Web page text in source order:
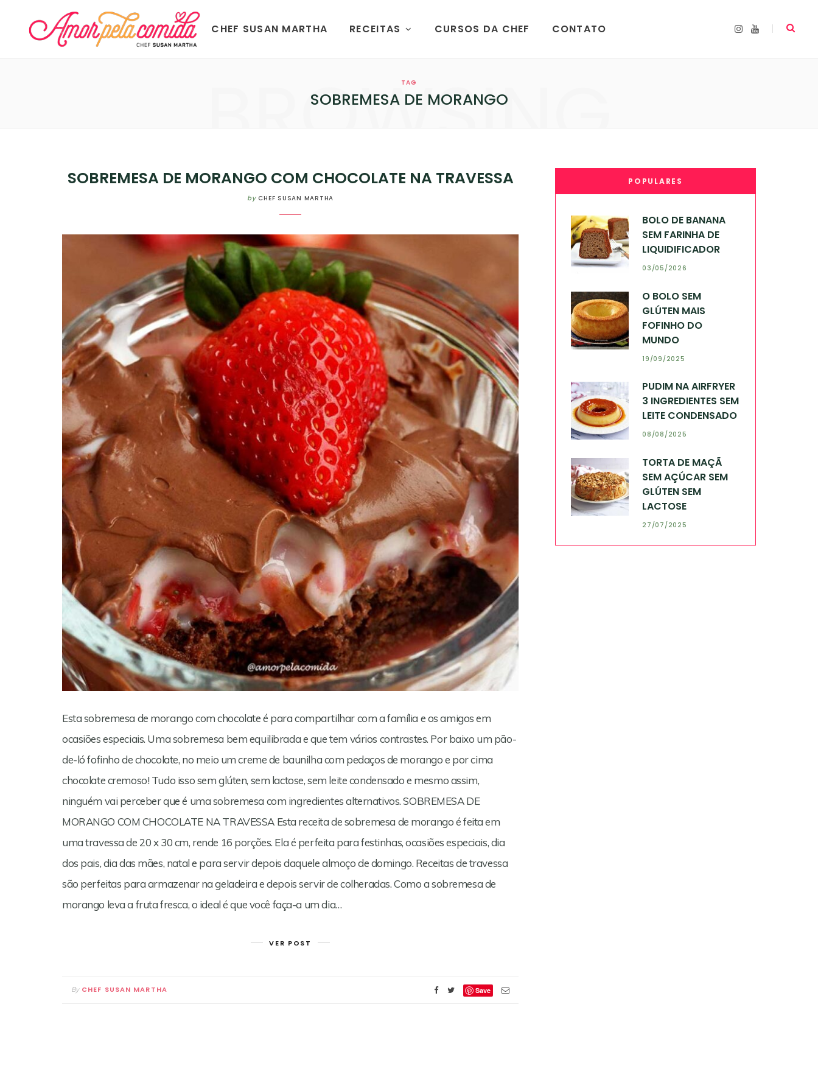
CHEF SUSAN MARTHA RECEITAS CURSOS DA CHEF CONTATO
I
Y
TAG
SOBREMESA DE MORANGO
BROWSING
SOBREMESA DE MORANGO COM CHOCOLATE NA TRAVESSA
by CHEF SUSAN MARTHA
Esta sobremesa de morango com chocolate é para compartilhar com a família e os amigos em
ocasiões especiais. Uma sobremesa bem equilibrada e que tem vários contrastes. Por baixo um pão-
de-ló fofinho de chocolate, no meio um creme de baunilha com pedaços de morango e por cima
chocolate cremoso! Tudo isso sem glúten, sem lactose, sem leite condensado e mesmo assim,
ninguém vai perceber que é uma sobremesa com ingredientes alternativos. SOBREMESA DE
MORANGO COM CHOCOLATE NA TRAVESSA Esta receita de sobremesa de morango é feita em
uma travessa de 20 x 30 cm, rende 16 porções. Ela é perfeita para festinhas, ocasiões especiais, dia
dos pais, dia das mães, natal e para servir depois daquele almoço de domingo. Receitas de travessa
são perfeitas para armazenar na geladeira e depois servir de colheradas. Como a sobremesa de
morango leva a fruta fresca, o ideal é que você faça-a um dia…
VER POST
By CHEF SUSAN MARTHA Save
POPULARES
BOLO DE BANANA
SEM FARINHA DE
LIQUIDIFICADOR
03/05/2026
O BOLO SEM
GLÚTEN MAIS
FOFINHO DO
MUNDO
19/09/2025
PUDIM NA AIRFRYER
3 INGREDIENTES SEM
LEITE CONDENSADO
08/08/2025
TORTA DE MAÇÃ
SEM AÇÚCAR SEM
GLÚTEN SEM
LACTOSE
27/07/2025